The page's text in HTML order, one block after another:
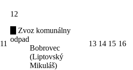
11
12
Zvoz komunálny
odpad
Bobrovec
(Liptovský
Mikuláš)
13 14 15 16